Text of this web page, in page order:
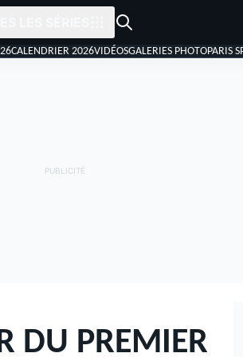
CALENDRIER 2026VIDÉOSGALERIES PHOTOPARIS
DU PREMIER